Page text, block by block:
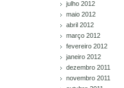
julho 2012
maio 2012
abril 2012
março 2012
fevereiro 2012
janeiro 2012
dezembro 2011
novembro 2011